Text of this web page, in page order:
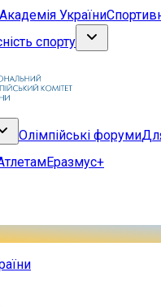
України
спорту
Олімпійські форуми
Еразмус+